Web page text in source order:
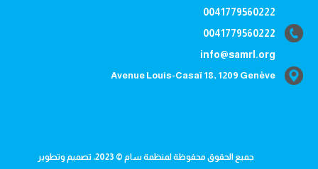
0041779560222
0041779560222
info@samrl.org
Avenue Louis-Casaï 18, 1209 Genève
جميع الحقوق محفوظة لمنظمة سام © 2023، تصميم وتطوير